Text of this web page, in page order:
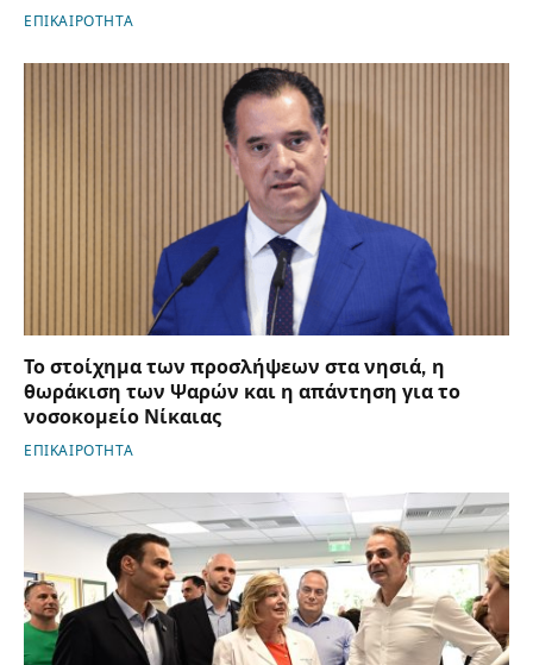
ΕΠΙΚΑΙΡΟΤΗΤΑ
Το στοίχημα των προσλήψεων στα νησιά, η
θωράκιση των Ψαρών και η απάντηση για το
νοσοκομείο Νίκαιας
ΕΠΙΚΑΙΡΟΤΗΤΑ